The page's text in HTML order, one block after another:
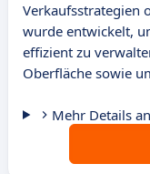
Verkaufsstrategien
wurde entwickelt,
effizient zu
Oberfläche sowie
Mehr Details